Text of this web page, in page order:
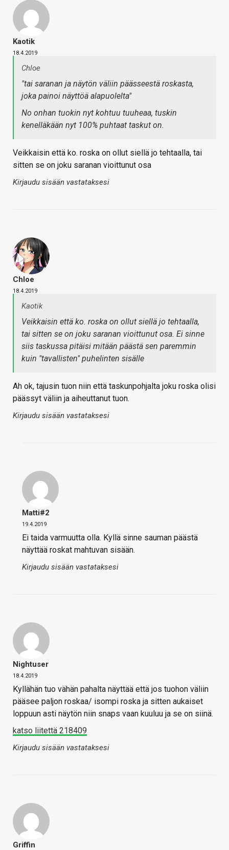
Kaotik
18.4.2019
Chloe
"tai saranan ja näytön väliin päässeestä roskasta,
joka painoi näyttöä alapuolelta"
No onhan tuokin nyt kohtuu tuuheaa, tuskin
kenelläkään nyt 100% puhtaat taskut on.
Veikkaisin että ko. roska on ollut siellä jo tehtaalla, tai
sitten se on joku saranan vioittunut osa
Kirjaudu sisään vastataksesi
Chloe
18.4.2019
Kaotik
Veikkaisin että ko. roska on ollut siellä jo tehtaalla,
tai sitten se on joku saranan vioittunut osa. Ei sinne
siis taskussa pitäisi mitään päästä sen paremmin
kuin "tavallisten" puhelinten sisälle
Ah ok, tajusin tuon niin että taskunpohjalta joku roska olisi
päässyt väliin ja aiheuttanut tuon.
Kirjaudu sisään vastataksesi
Matti#2
19.4.2019
Ei taida varmuutta olla. Kyllä sinne sauman päästä
näyttää roskat mahtuvan sisään.
Kirjaudu sisään vastataksesi
Nightuser
18.4.2019
Kyllähän tuo vähän pahalta näyttää että jos tuohon väliin
pääsee paljon roskaa/ isompi roska ja sitten aukaiset
loppuun asti näytön niin snaps vaan kuuluu ja se on siinä.
katso liitettä 218409
Kirjaudu sisään vastataksesi
Griffin